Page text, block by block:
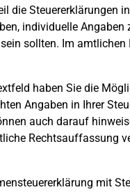
die Steuererklärungen
individuelle Angaben
sein sollten. Im amtlichen
haben Sie die
Angaben in Ihrer
auch darauf
Rechtsauffassung
mit